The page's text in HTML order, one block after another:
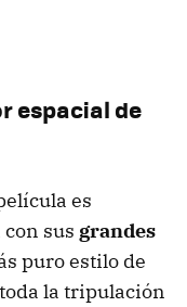
espacial de
es
sus grandes
puro estilo de
la tripulación